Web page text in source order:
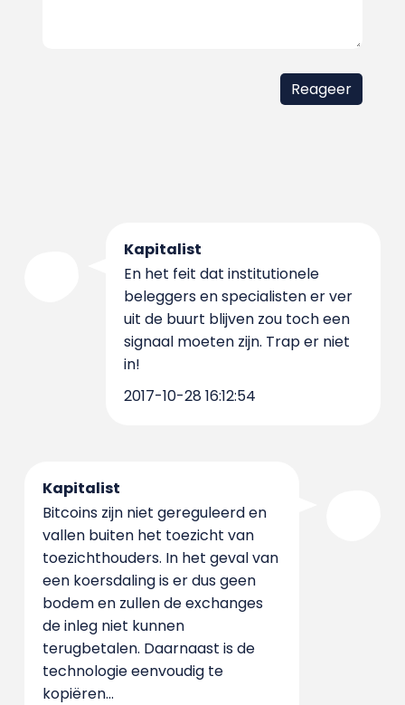
Kapitalist
En het feit dat institutionele
beleggers en specialisten er ver
uit de buurt blijven zou toch een
signaal moeten zijn. Trap er niet
in!
2017-10-28 16:12:54
Kapitalist
Bitcoins zijn niet gereguleerd en
vallen buiten het toezicht van
toezichthouders. In het geval van
een koersdaling is er dus geen
bodem en zullen de exchanges
de inleg niet kunnen
terugbetalen. Daarnaast is de
technologie eenvoudig te
kopiëren...